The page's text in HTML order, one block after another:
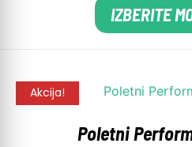
IZBERITE
Akcija!
Poletni